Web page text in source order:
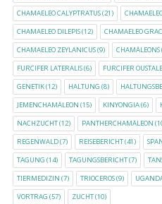
CHAMAELEO CALYPTRATUS(21)
CHAMAELEO DILEPIS(12) CHAMAELEO
CHAMAELEO ZEYLANICUS(9) CHAMÄLEONS
FURCIFER LATERALIS(6) FURCIFER
GENETIK(12) HALTUNG (8)
JEMENCHAMÄLEON (15) KINYONGIA(6)
NACHZUCHT(12) PANTHERCHAMÄLEON
REGENWALD(7) REISEBERICHT(41)
TAGUNG (14) TAGUNGSBERICHT(7)
TIERMEDIZIN (7) TRIOCEROS(9)
VORTRAG (57) ZUCHT(10)